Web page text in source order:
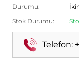
Durumu:
Stok Durumu:
Telefon: